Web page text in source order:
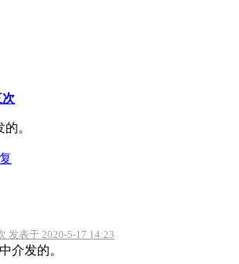
。
发表于 2020-5-17 14:23
介发的。